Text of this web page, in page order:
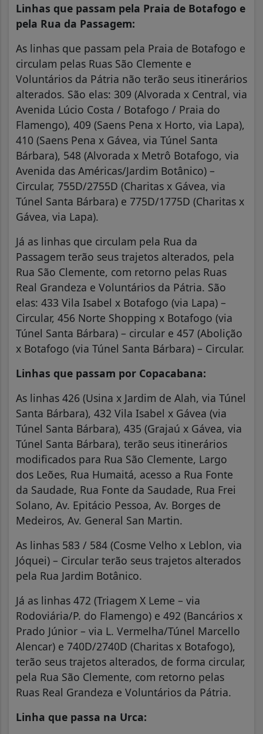
Linhas que passam pela Praia de Botafogo e
pela Rua da Passagem:
As linhas que passam pela Praia de Botafogo e
circulam pelas Ruas São Clemente e
Voluntários da Pátria não terão seus itinerários
alterados. São elas: 309 (Alvorada x Central, via
Avenida Lúcio Costa / Botafogo / Praia do
Flamengo), 409 (Saens Pena x Horto, via Lapa),
410 (Saens Pena x Gávea, via Túnel Santa
Bárbara), 548 (Alvorada x Metrô Botafogo, via
Avenida das Américas/Jardim Botânico) –
Circular, 755D/2755D (Charitas x Gávea, via
Túnel Santa Bárbara) e 775D/1775D (Charitas x
Gávea, via Lapa).
Já as linhas que circulam pela Rua da
Passagem terão seus trajetos alterados, pela
Rua São Clemente, com retorno pelas Ruas
Real Grandeza e Voluntários da Pátria. São
elas: 433 Vila Isabel x Botafogo (via Lapa) –
Circular, 456 Norte Shopping x Botafogo (via
Túnel Santa Bárbara) – circular e 457 (Abolição
x Botafogo (via Túnel Santa Bárbara) – Circular.
Linhas que passam por Copacabana:
As linhas 426 (Usina x Jardim de Alah, via Túnel
Santa Bárbara), 432 Vila Isabel x Gávea (via
Túnel Santa Bárbara), 435 (Grajaú x Gávea, via
Túnel Santa Bárbara), terão seus itinerários
modificados para Rua São Clemente, Largo
dos Leões, Rua Humaitá, acesso a Rua Fonte
da Saudade, Rua Fonte da Saudade, Rua Frei
Solano, Av. Epitácio Pessoa, Av. Borges de
Medeiros, Av. General San Martin.
As linhas 583 / 584 (Cosme Velho x Leblon, via
Jóquei) – Circular terão seus trajetos alterados
pela Rua Jardim Botânico.
Já as linhas 472 (Triagem X Leme – via
Rodoviária/P. do Flamengo) e 492 (Bancários x
Prado Júnior – via L. Vermelha/Túnel Marcello
Alencar) e 740D/2740D (Charitas x Botafogo),
terão seus trajetos alterados, de forma circular,
pela Rua São Clemente, com retorno pelas
Ruas Real Grandeza e Voluntários da Pátria.
Linha que passa na Urca: